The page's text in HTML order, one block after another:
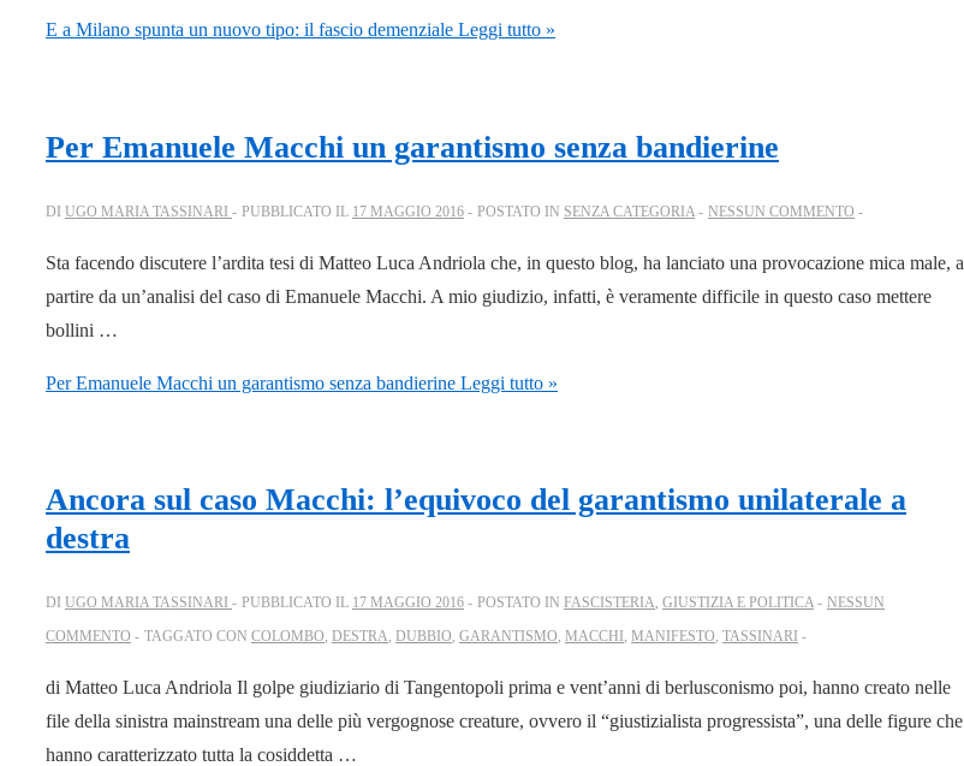
E a Milano spunta un nuovo tipo: il fascio demenziale Leggi tutto »
Per Emanuele Macchi un garantismo senza bandierine
DI UGO MARIA TASSINARI PUBBLICATO IL 17 MAGGIO 2016 POSTATO IN SENZA CATEGORIA NESSUN COMMENTO
Sta facendo discutere l’ardita tesi di Matteo Luca Andriola che, in questo blog, ha lanciato una provocazione mica male, a
partire da un’analisi del caso di Emanuele Macchi. A mio giudizio, infatti, è veramente difficile in questo caso mettere
bollini …
Per Emanuele Macchi un garantismo senza bandierine Leggi tutto »
Ancora sul caso Macchi: l’equivoco del garantismo unilaterale a
destra
DI UGO MARIA TASSINARI PUBBLICATO IL 17 MAGGIO 2016 POSTATO IN FASCISTERIA GIUSTIZIA E POLITICA
NESSUN
COMMENTO
TAGGATO CON COLOMBO DESTRA DUBBIO GARANTISMO MACCHI MANIFESTO TASSINARI
di Matteo Luca Andriola Il golpe giudiziario di Tangentopoli prima e vent’anni di berlusconismo poi, hanno creato nelle
file della sinistra mainstream una delle più vergognose creature, ovvero il “giustizialista progressista”, una delle figure che
hanno caratterizzato tutta la cosiddetta …